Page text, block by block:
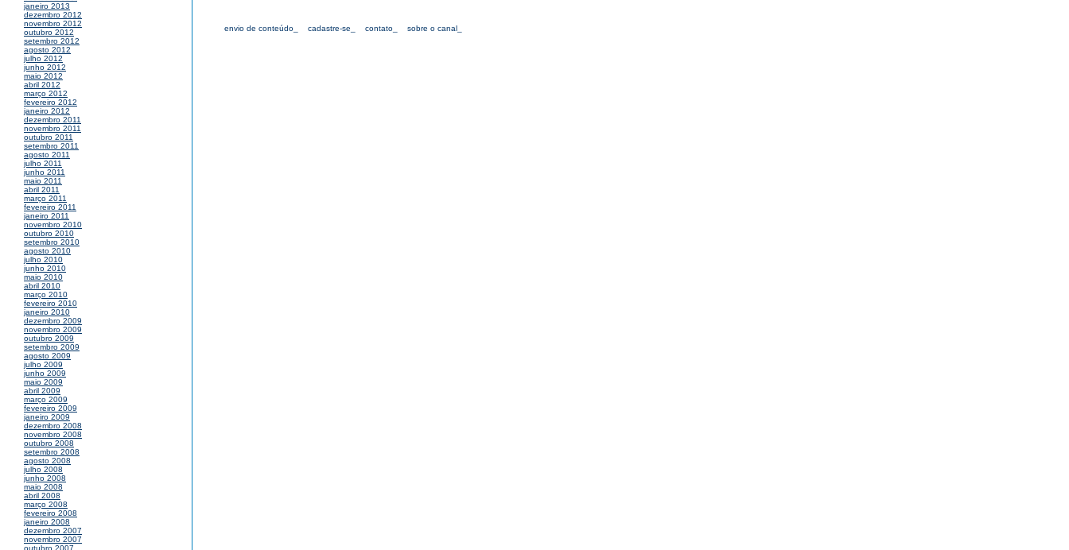
janeiro 2013
dezembro 2012
novembro 2012
outubro 2012
setembro 2012
agosto 2012
julho 2012
junho 2012
maio 2012
abril 2012
março 2012
fevereiro 2012
janeiro 2012
dezembro 2011
novembro 2011
outubro 2011
setembro 2011
agosto 2011
julho 2011
junho 2011
maio 2011
abril 2011
março 2011
fevereiro 2011
janeiro 2011
novembro 2010
outubro 2010
setembro 2010
agosto 2010
julho 2010
junho 2010
maio 2010
abril 2010
março 2010
fevereiro 2010
janeiro 2010
dezembro 2009
novembro 2009
outubro 2009
setembro 2009
agosto 2009
julho 2009
junho 2009
maio 2009
abril 2009
março 2009
fevereiro 2009
janeiro 2009
dezembro 2008
novembro 2008
outubro 2008
setembro 2008
agosto 2008
julho 2008
junho 2008
maio 2008
abril 2008
março 2008
fevereiro 2008
janeiro 2008
dezembro 2007
novembro 2007
envio de conteúdo_ cadastre-se_ contato_ sobre o canal_